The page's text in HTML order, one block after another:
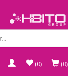
(0) (0)